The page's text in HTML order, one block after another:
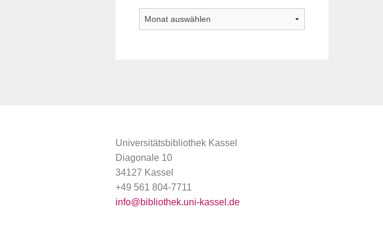
Archiv
Universitätsbibliothek Kassel
Diagonale 10
34127 Kassel
+49 561 804-7711
info@bibliothek.uni-kassel.de